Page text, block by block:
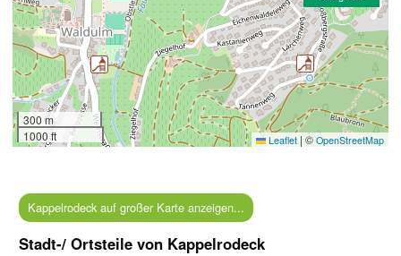
300 m
1000 ft
Leaflet |© OpenStreetMap
Kappelrodeck auf großer Karte anzeigen...
Stadt-/ Ortsteile von Kappelrodeck